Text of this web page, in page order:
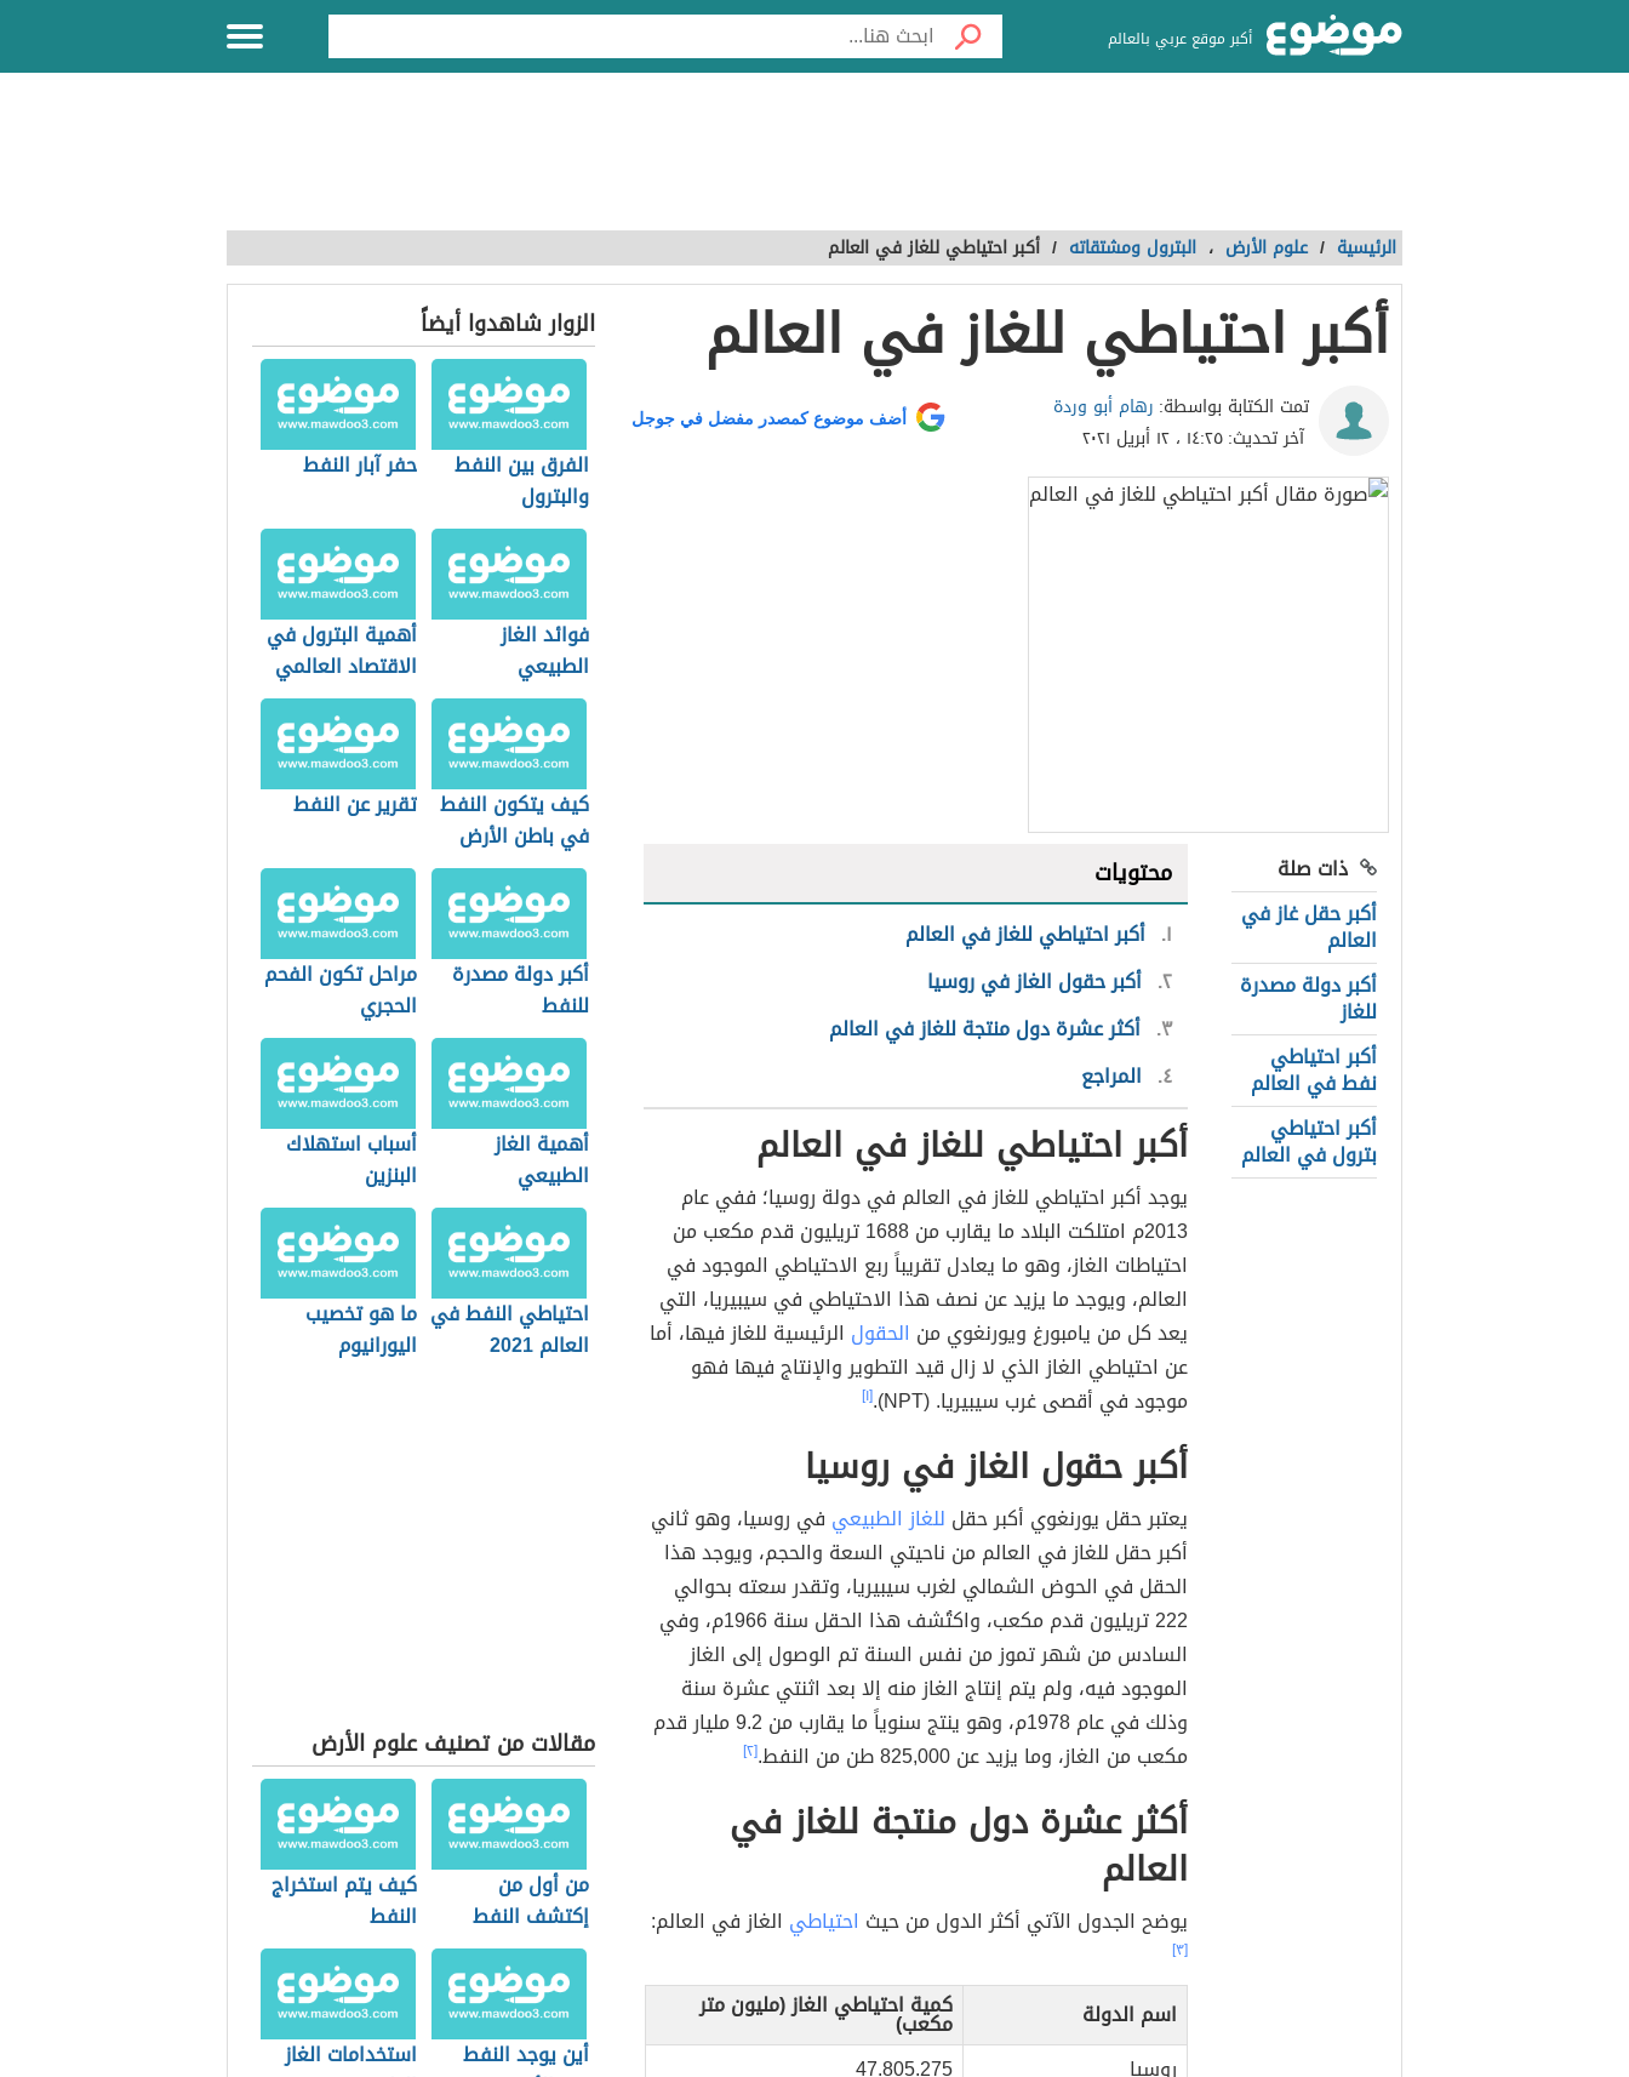
أكبر موقع عربي بالعالم
الرئيسية / علوم الأرض ، البترول ومشتقاته / أكبر احتياطي للغاز في العالم
أكبر احتياطي للغاز في العالم
تمت الكتابة بواسطة: رهام أبو وردة
آخر تحديث:١٤:٢٥ ، ١٢ أبريل ٢٠٢١
أضف موضوع كمصدر مفضل في جوجل
ذات صلة
أكبر حقل غاز في
العالم
أكبر دولة مصدرة
للغاز
أكبر احتياطي
نفط في العالم
أكبر احتياطي
بترول في العالم
محتويات
١ أكبر احتياطي للغاز في العالم
٢ أكبر حقول الغاز في روسيا
٣ أكثر عشرة دول منتجة للغاز في العالم
٤ المراجع
أكبر احتياطي للغاز في العالم
يوجد أكبر احتياطي للغاز في العالم في دولة روسيا؛ ففي عام
2013م امتلكت البلاد ما يقارب من 1688 تريليون قدم مكعب من
احتياطات الغاز، وهو ما يعادل تقريباً ربع الاحتياطي الموجود في
العالم، ويوجد ما يزيد عن نصف هذا الاحتياطي في سيبيريا، التي
يعد كل من يامبورغ ويورنغوي من الحقول الرئيسية للغاز فيها، أما
عن احتياطي الغاز الذي لا زال قيد التطوير والإنتاج فيها فهو
موجود في أقصى غرب سيبيريا. (NPT).
[١]
أكبر حقول الغاز في روسيا
يعتبر حقل يورنغوي أكبر حقل للغاز الطبيعي في روسيا، وهو ثاني
أكبر حقل للغاز في العالم من ناحيتي السعة والحجم، ويوجد هذا
الحقل في الحوض الشمالي لغرب سيبيريا، وتقدر سعته بحوالي
222 تريليون قدم مكعب، واكتُشف هذا الحقل سنة 1966م، وفي
السادس من شهر تموز من نفس السنة تم الوصول إلى الغاز
الموجود فيه، ولم يتم إنتاج الغاز منه إلا بعد اثنتي عشرة سنة
وذلك في عام 1978م، وهو ينتج سنوياً ما يقارب من 9.2 مليار قدم
مكعب من الغاز، وما يزيد عن 825,000 طن من النفط.
[٢]
أكثر عشرة دول منتجة للغاز في
العالم
يوضح الجدول الآتي أكثر الدول من حيث احتياطي الغاز في العالم:
[٣]
اسم الدولة كمية احتياطي الغاز (مليون متر
مكعب)
روسيا
47.805.275
الزوار شاهدوا أيضاً
الفرق بين النفط
والبترول
حفر آبار النفط
فوائد الغاز
الطبيعي
أهمية البترول في
الاقتصاد العالمي
كيف يتكون النفط
في باطن الأرض
تقرير عن النفط
أكبر دولة مصدرة
للنفط
مراحل تكون الفحم
الحجري
أهمية الغاز
الطبيعي
أسباب استهلاك
البنزين
احتياطي النفط في
العالم 2021
ما هو تخصيب
اليورانيوم
مقالات من تصنيف علوم الأرض
من أول من
إكتشف النفط
كيف يتم استخراج
النفط
أين يوجد النفط
استخدامات الغاز